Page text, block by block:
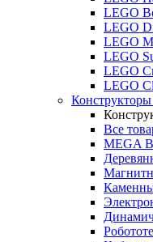
LEGO
LEGO
LEGO
LEGO
LEGO
LEGO
Все
MEGA